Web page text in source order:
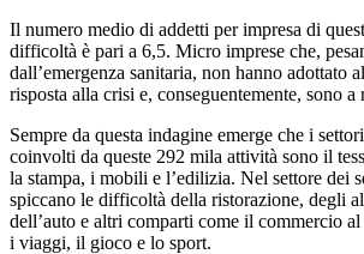
Il numero medio di addetti per impresa di
difficoltà è pari a 6,5. Micro imprese che,
dall’emergenza sanitaria, non hanno adottato
risposta alla crisi e, conseguentemente, sono a
Sempre da questa indagine emerge che i
coinvolti da queste 292 mila attività sono il
la stampa, i mobili e l’edilizia. Nel settore dei
spiccano le difficoltà della ristorazione, degli
dell’auto e altri comparti come il commercio
i viaggi, il gioco e lo sport.